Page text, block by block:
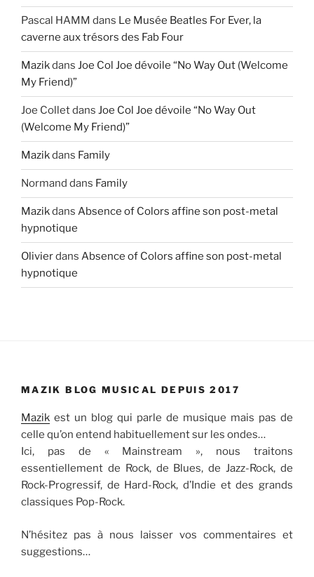
Pascal HAMM dans Le Musée Beatles For Ever, la
caverne aux trésors des Fab Four
Mazikdans Joe Col Joe dévoile “No Way Out (Welcome
My Friend)”
Joe Colletdans Joe Col Joe dévoile “No Way Out
(Welcome My Friend)”
Mazikdans Family
Normand dans Family
Mazikdans Absence of Colors affine son post-metal
hypnotique
Olivierdans Absence of Colors affine son post-metal
hypnotique
MAZIK BLOG MUSICAL DEPUIS 2017
Mazik est un blog qui parle de musique mais pas de
celle qu’on entend habituellement sur les ondes…
Ici, pas de « Mainstream », nous traitons
essentiellement de Rock, de Blues, de Jazz-Rock, de
Rock-Progressif, de Hard-Rock, d’Indie et des grands
classiques Pop-Rock.
N’hésitez pas à nous laisser vos commentaires et
suggestions…